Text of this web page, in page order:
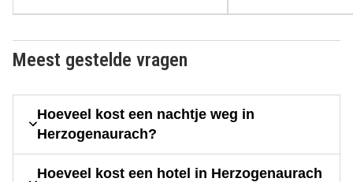
Meest gestelde vragen
Hoeveel kost een nachtje weg in
Herzogenaurach?
Hoeveel kost een hotel in Herzogenaurach